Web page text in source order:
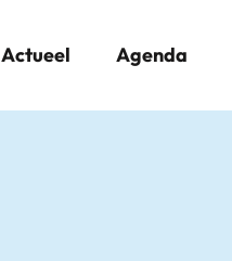
Actueel Agenda